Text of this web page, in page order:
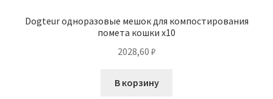
Dogteur одноразовые мешок для компостирования
помета кошки x10
2028,60 ₽
В корзину